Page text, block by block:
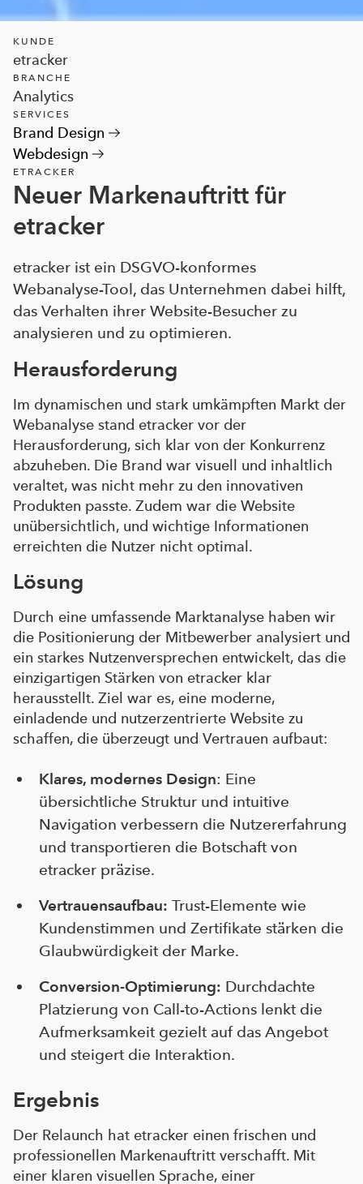
KUNDE
etracker
BRANCHE
Analytics
SERVICES
Brand Design
Webdesign
ETRACKER
Neuer Markenauftritt für
etracker
etracker ist ein DSGVO-konformes
Webanalyse-Tool, das Unternehmen dabei hilft,
das Verhalten ihrer Website-Besucher zu
analysieren und zu optimieren.
Herausforderung
Im dynamischen und stark umkämpften Markt der
Webanalyse stand etracker vor der
Herausforderung, sich klar von der Konkurrenz
abzuheben. Die Brand war visuell und inhaltlich
veraltet, was nicht mehr zu den innovativen
Produkten passte. Zudem war die Website
unübersichtlich, und wichtige Informationen
erreichten die Nutzer nicht optimal.
Lösung
Durch eine umfassende Marktanalyse haben wir
die Positionierung der Mitbewerber analysiert und
ein starkes Nutzenversprechen entwickelt, das die
einzigartigen Stärken von etracker klar
herausstellt. Ziel war es, eine moderne,
einladende und nutzerzentrierte Website zu
schaffen, die überzeugt und Vertrauen aufbaut:
Klares, modernes Design: Eine
übersichtliche Struktur und intuitive
Navigation verbessern die Nutzererfahrung
und transportieren die Botschaft von
etracker präzise.
Vertrauensaufbau: Trust-Elemente wie
Kundenstimmen und Zertifikate stärken die
Glaubwürdigkeit der Marke.
Conversion-Optimierung: Durchdachte
Platzierung von Call-to-Actions lenkt die
Aufmerksamkeit gezielt auf das Angebot
und steigert die Interaktion.
Ergebnis
Der Relaunch hat etracker einen frischen und
professionellen Markenauftritt verschafft. Mit
einer klaren visuellen Sprache, einer